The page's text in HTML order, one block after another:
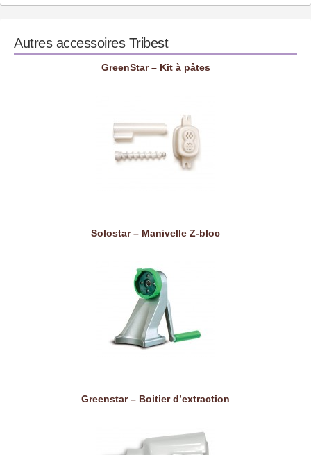
Autres accessoires Tribest
GreenStar – Kit à pâtes
Solostar – Manivelle Z-bloc
Greenstar – Boitier d’extraction